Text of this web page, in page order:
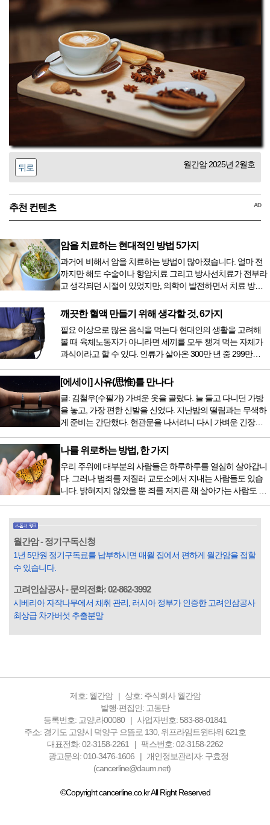
뒤로 월간암 2025년 2월호
추천 컨텐츠 AD
암을 치료하는 현대적인 방법 5가지
과거에 비해서 암을 치료하는 방법이 많아졌습니다. 얼마 전
까지만 해도 수술이나 항암치료 그리고 방사선치료가 전부라
고 생각되던 시절이 있었지만, 의학이 발전하면서 치료 방법
오면서 암을 치료하는 방법이 하나 더 추가되었습니다. 중입
자 치료를 받기 위해서는 일본이나 독일 등 중입자 치료기가
있는 나라에 가서 힘들게 치료받았지만 얼마 전 국내 도입 후
전립선암 환자를 시작으로 중입자 치료기가 가동되었습니다.
치료 범위가 한정되어 모든 암 환자가 중입자 치료를 받을 수
는 없지만 치료...
깨끗한 혈액 만들기 위해 생각할 것, 6가지
필요 이상으로 많은 음식을 먹는다 현대인의 생활을 고려해
볼 때 육체노동자가 아니라면 세끼를 모두 챙겨 먹는 자체가
과식이라고 할 수 있다. 인류가 살아온 300만 년 중 299만
저녁을 습관적으로 음식을 섭취한다. 게다가 밤늦은 시간까지
음식을 먹거나, 아침에 식욕이 없는데도 ‘아침을 먹어야 하루
가 활기차다’라는 이야기에 사로잡혀 억지로 먹는 경우가 많
다. 식욕이 없다는 느낌은 본능이 보내는 신호다. 즉 먹어도 소
화할 힘이 없다거나 더 이상 먹으면 혈액 안에 잉여물...
[에세이] 사유(思惟)를 만나다
글: 김철우(수필가) 가벼운 옷을 골랐다. 늘 들고 다니던 가방
을 놓고, 가장 편한 신발을 신었다. 지난밤의 떨림과는 무색하
게 준비는 간단했다. 현관문을 나서려니 다시 가벼운 긴장감
막이 열리기 전. 그 특유의 무대 냄새를 맡았을 때의 긴장감 같
은 것이었다. 두 금동 미륵 반가사유상을 만나러 가는 길은 그
렇게 시작됐다. 두 반가사유상을 알게 된 것은 몇 해 전이었다.
잡지의 발행인으로 독자에게 선보일 좋은 콘텐츠를 고민하던
중 우리 문화재를 하나씩 소개하고자...
나를 위로하는 방법, 한 가지
우리 주위에 대부분의 사람들은 하루하루를 열심히 살아갑니
다. 그러나 범죄를 저질러 교도소에서 지내는 사람들도 있습
니다. 밝혀지지 않았을 뿐 죄를 저지른 채 살아가는 사람도 있
입힌다는 것입니다. 미꾸라지 한 마리가 시냇물을 흐린다는
옛말이 그저 허투루 생기지는 않은 듯합니다. 대부분의 사람
들은 열심히 살아갑니다. 그렇다고 97%의 사람들이 모두 착
월간암 - 정기구독신청
1년 5만원 정기구독료를 납부하시면 매월 집에서 편하게 월간암을 접할
수 있습니다.
고려인삼공사 - 문의전화: 02-862-3992
시베리아 자작나무에서 채취 관리, 러시아 정부가 인증한 고려인삼공사
최상급 차가버섯 추출분말
제호: 월간암
상호: 주식회사 월간암
발행·편집인: 고동탄
등록번호: 고양,라00080
사업자번호: 583-88-01841
주소: 경기도 고양시 덕양구 으뜸로 130, 위프라임트윈타워 621호
대표전화: 02-3158-2261
팩스번호: 02-3158-2262
광고문의: 010-3476-1606
개인정보관리자: 구효정
(cancerline@daum.net)
©Copyright cancerline.co.kr All Right Reserved